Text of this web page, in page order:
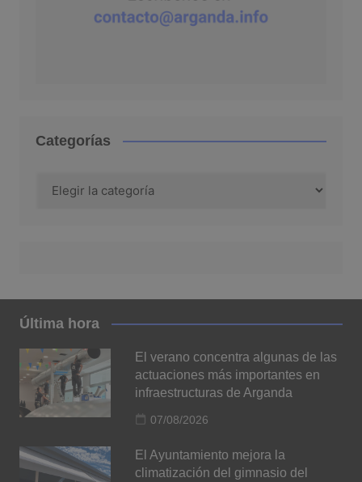
Categorías
Última hora
El verano concentra algunas de las
actuaciones más importantes en
infraestructuras de Arganda
07/08/2026
El Ayuntamiento mejora la
climatización del gimnasio del